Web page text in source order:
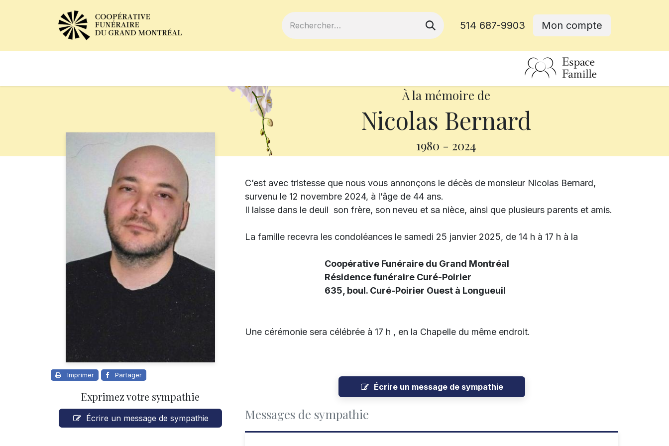
514 687-9903 Mon compte
À la mémoire de
Nicolas Bernard
1980 - 2024
Imprimer Partager
Exprimez votre sympathie
Écrire un message de sympathie
C’est avec tristesse que nous vous annonçons le décès de monsieur Nicolas Bernard,
survenu le 12 novembre 2024, à l’âge de 44 ans.
Il laisse dans le deuil son frère, son neveu et sa nièce, ainsi que plusieurs parents et amis.
La famille recevra les condoléances le samedi 25 janvier 2025, de 14 h à 17 h à la
Coopérative Funéraire du Grand Montréal
Résidence funéraire Curé-Poirier
635, boul. Curé-Poirier Ouest à Longueuil
Une cérémonie sera célébrée à 17 h , en la Chapelle du même endroit.
Écrire un message de sympathie
Messages de sympathie